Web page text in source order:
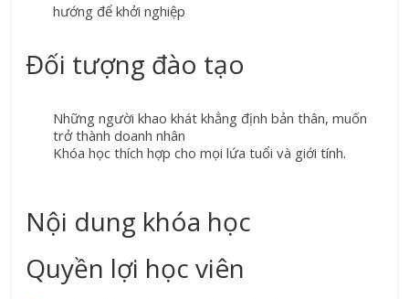
hướng để khởi nghiệp
Đối tượng đào tạo
Những người khao khát khẳng định bản thân, muốn
trở thành doanh nhân
Khóa học thích hợp cho mọi lứa tuổi và giới tính.
Nội dung khóa học
Quyền lợi học viên